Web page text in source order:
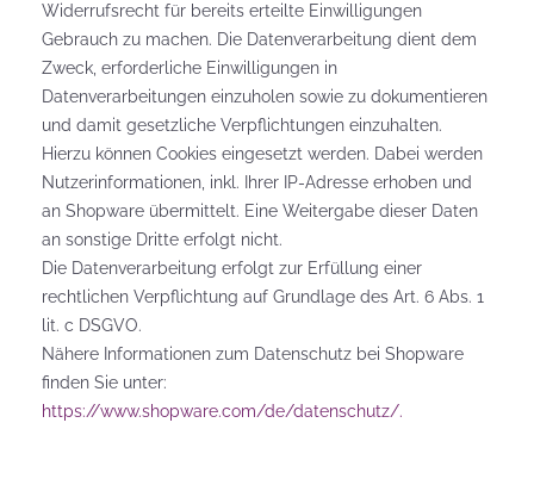
Widerrufsrecht für bereits erteilte Einwilligungen
Gebrauch zu machen. Die Datenverarbeitung dient dem
Zweck, erforderliche Einwilligungen in
Datenverarbeitungen einzuholen sowie zu dokumentieren
und damit gesetzliche Verpflichtungen einzuhalten.
Hierzu können Cookies eingesetzt werden. Dabei werden
Nutzerinformationen, inkl. Ihrer IP-Adresse erhoben und
an Shopware übermittelt. Eine Weitergabe dieser Daten
an sonstige Dritte erfolgt nicht.
Die Datenverarbeitung erfolgt zur Erfüllung einer
rechtlichen Verpflichtung auf Grundlage des Art. 6 Abs. 1
lit. c DSGVO.
Nähere Informationen zum Datenschutz bei Shopware
finden Sie unter:
https://www.shopware.com/de/datenschutz/.